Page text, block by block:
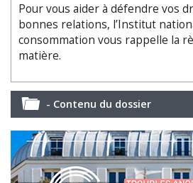
Pour vous aider à défendre vos
bonnes relations, l’Institut
consommation vous rappelle la
matière.
- Contenu du dossier